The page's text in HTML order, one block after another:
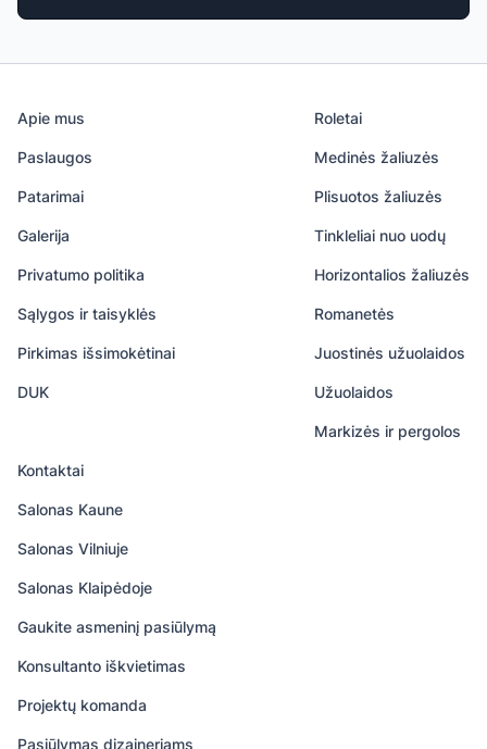
Apie mus
Paslaugos
Patarimai
Galerija
Privatumo politika
Sąlygos ir taisyklės
Pirkimas išsimokėtinai
DUK
Roletai
Medinės žaliuzės
Plisuotos žaliuzės
Tinkleliai nuo uodų
Horizontalios žaliuzės
Romanetės
Juostinės užuolaidos
Užuolaidos
Markizės ir pergolos
Kontaktai
Salonas Kaune
Salonas Vilniuje
Salonas Klaipėdoje
Gaukite asmeninį pasiūlymą
Konsultanto iškvietimas
Projektų komanda
Pasiūlymas dizaineriams